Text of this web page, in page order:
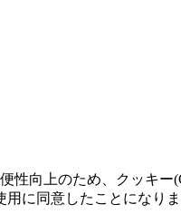
性向上のため、クッキ
用に同意したことになり